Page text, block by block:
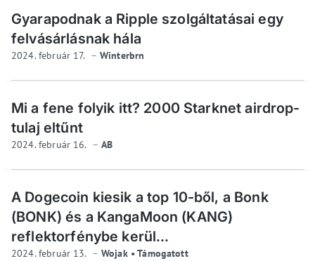
Gyarapodnak a Ripple szolgáltatásai egy
felvásárlásnak hála
2024. február 17. Winterbrn
Mi a fene folyik itt? 2000 Starknet airdrop-
tulaj eltűnt
2024. február 16. AB
A Dogecoin kiesik a top 10-ből, a Bonk
(BONK) és a KangaMoon (KANG)
reflektorfénybe kerül...
2024. február 13. Wojak • Támogatott